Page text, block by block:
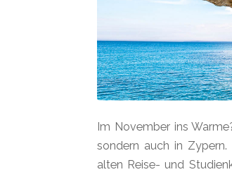
Im November ins
sondern auch in
alten Reise- und